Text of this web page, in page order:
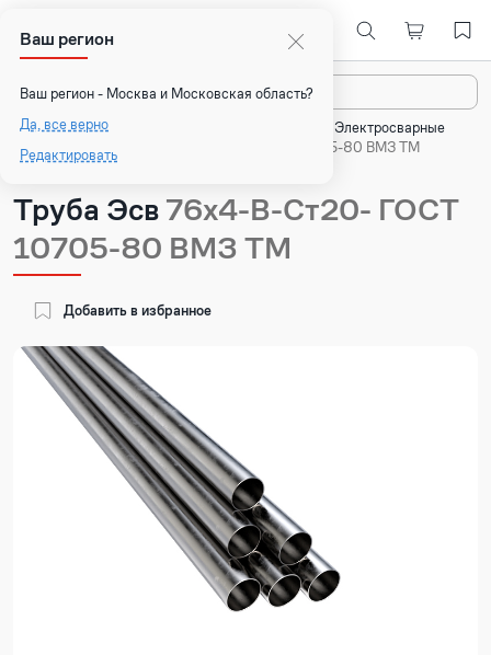
Ваш регион
Ваш регион - Москва и Московская область?
Да, все верно
Редактировать
Назад
Главная
Каталог
Электросварные
трубы
Труба Эсв 76х4-В-Ст20- ГОСТ 10705-80 ВМЗ ТМ
Труба Эсв 76х4-В-Ст20- ГОСТ
10705-80 ВМЗ ТМ
Добавить в избранное